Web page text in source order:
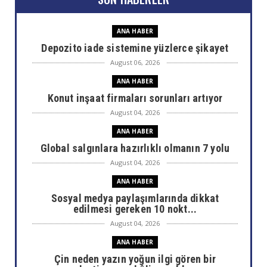
ANA HABER
Depozito iade sistemine yüzlerce şikayet
August 06, 2026
ANA HABER
Konut inşaat firmaları sorunları artıyor
August 04, 2026
ANA HABER
Global salgınlara hazırlıklı olmanın 7 yolu
August 04, 2026
ANA HABER
Sosyal medya paylaşımlarında dikkat
edilmesi gereken 10 nokt...
August 04, 2026
ANA HABER
Çin neden yazın yoğun ilgi gören bir